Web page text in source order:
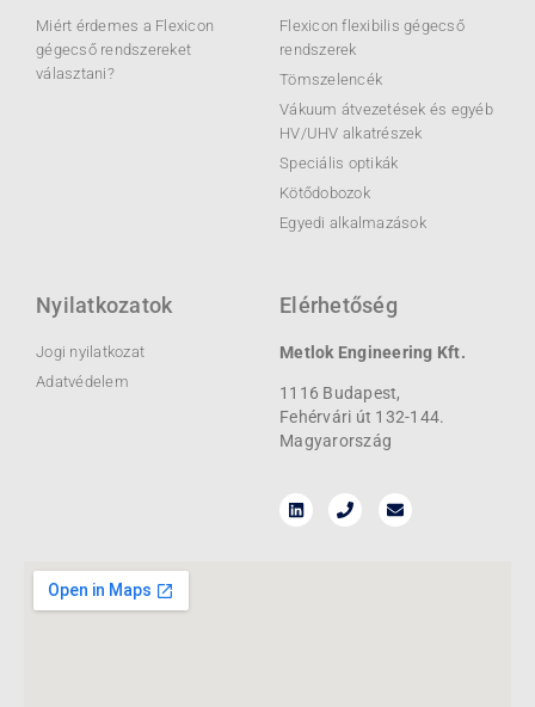
Miért érdemes a Flexicon
gégecső rendszereket
választani?
Flexicon flexibilis gégecső
rendszerek
Tömszelencék
Vákuum átvezetések és egyéb
HV/UHV alkatrészek
Speciális optikák
Kötődobozok
Egyedi alkalmazások
Nyilatkozatok
Jogi nyilatkozat
Adatvédelem
Elérhetőség
Metlok Engineering Kft.
1116 Budapest,
Fehérvári út 132-144.
Magyarország